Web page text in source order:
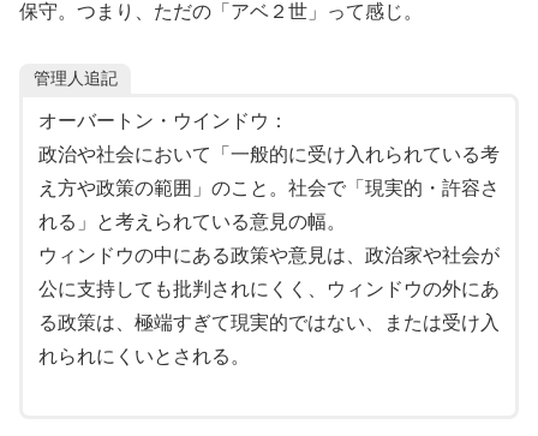
保守。つまり、ただの「アベ２世」って感じ。
管理人追記
オーバートン・ウインドウ：
政治や社会において「一般的に受け入れられている考
え方や政策の範囲」のこと。社会で「現実的・許容さ
れる」と考えられている意見の幅。
ウィンドウの中にある政策や意見は、政治家や社会が
公に支持しても批判されにくく、ウィンドウの外にあ
る政策は、極端すぎて現実的ではない、または受け入
れられにくいとされる。